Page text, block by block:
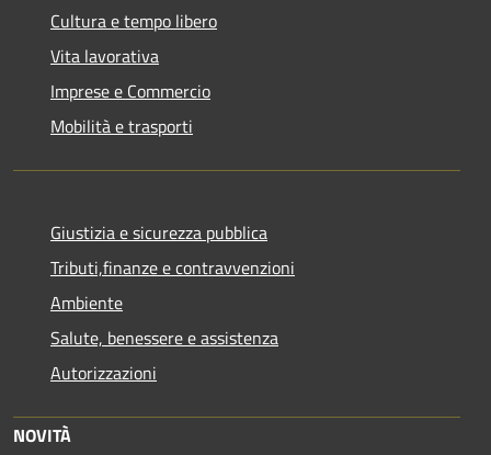
Cultura e tempo libero
Vita lavorativa
Imprese e Commercio
Mobilità e trasporti
Giustizia e sicurezza pubblica
Tributi,finanze e contravvenzioni
Ambiente
Salute, benessere e assistenza
Autorizzazioni
NOVITÀ